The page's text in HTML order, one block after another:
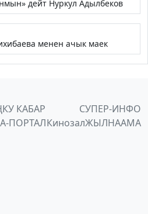
дейт Нуркул Адылбеков
менен ачык маек
КАБАР
СУПЕР-ИНФО
ПОРТАЛКинозалЖЫЛНААМА